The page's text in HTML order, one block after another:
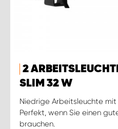
2
SLIM 32 W
Niedrige Arbeitsleuchte
Perfekt, wenn Sie einen
brauchen.